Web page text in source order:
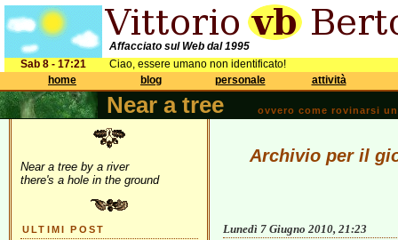
Affacciato sul Web dal 1995
Sab 8 - 17:21
Ciao, essere umano non identificato!
home
blog personale attività
Near a tree ovvero come rovinarsi
Near a tree by a river
there's a hole in the ground
ULTIMI POST
Archivio per il
Lunedì 7 Giugno 2010, 21:23